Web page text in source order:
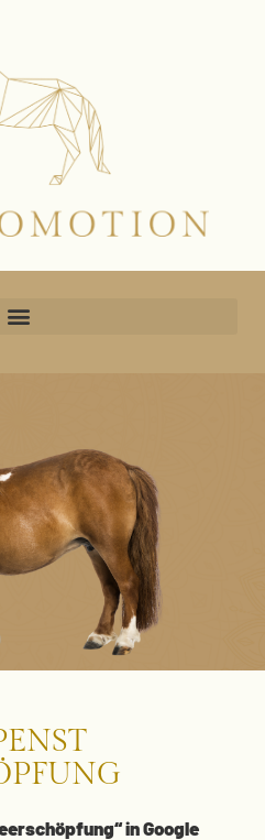
in Google